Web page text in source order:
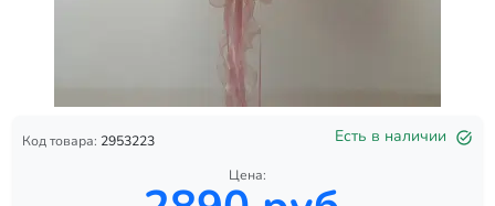
Код товара: 2953223 Есть в наличии
Цена: